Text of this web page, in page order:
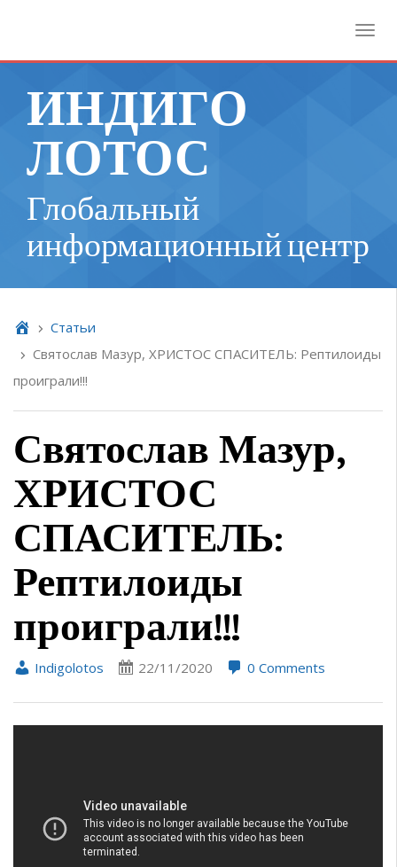
ИНДИГО
ЛОТОС
Глобальный
информационный центр
Cтатьи
Святослав Мазур, ХРИСТОС СПАСИТЕЛЬ: Рептилоиды
проиграли!!!
Святослав Мазур,
ХРИСТОС
СПАСИТЕЛЬ:
Рептилоиды
проиграли!!!
Indigolotos 22/11/2020 0 Comments